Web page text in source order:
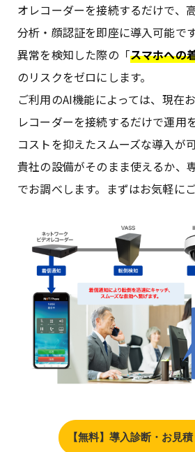
オレコーダーを接続するだけで、
分析・顔認証を即座に導入可能で
異常を検知した際の「スマホへの
のリスクをゼロにします。
ご利用のAI機能によっては、現在
レコーダーを接続するだけで運用
コストを抑えたスムーズな導入が可
貴社の設備がそのまま使えるか、
でお調べします。まずはお気軽に
【無料】導入診断・お見